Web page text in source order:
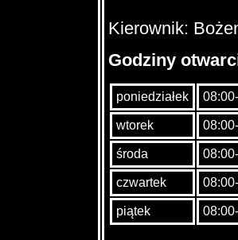
Kierownik:
Godziny
poniedziałek
wtorek
środa
czwartek
piątek